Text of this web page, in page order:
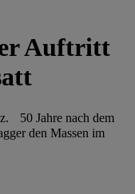
Auftritt
50 Jahre nach dem
den Massen im